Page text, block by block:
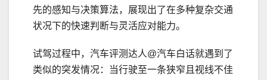
先的感知与决策算法，展现出了在多种复杂交通
状况下的快速判断与灵活应对能力。
试驾过程中，汽车评测达人@汽车白话就遇到了
类似的突发情况：当行驶至一条狭窄且视线不佳